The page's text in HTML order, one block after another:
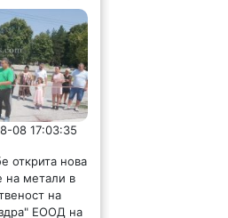
08 17:03:35
открита нова
на метали в
на
ЕООД на